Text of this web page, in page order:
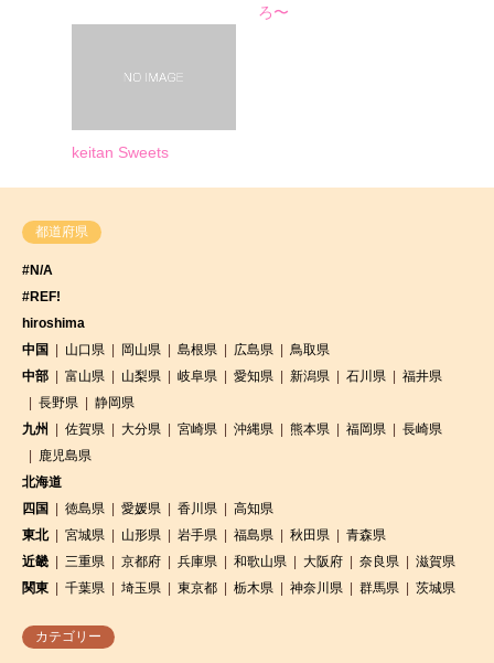
ろ〜
keitan Sweets
都道府県
#N/A
#REF!
hiroshima
中国
山口県 岡山県 島根県 広島県
鳥取県
中部
富山県 山梨県 岐阜県 愛知県 新潟県 石川県
福井県
長野県
静岡県
九州
佐賀県 大分県 宮崎県 沖縄県 熊本県 福岡県
長崎県
鹿児島県
北海道
四国
徳島県 愛媛県 香川県
高知県
東北
宮城県 山形県 岩手県 福島県 秋田県
青森県
近畿
三重県 京都府 兵庫県 和歌山県 大阪府 奈良県
滋賀県
関東
千葉県 埼玉県 東京都 栃木県 神奈川県 群馬県 茨城県
カテゴリー